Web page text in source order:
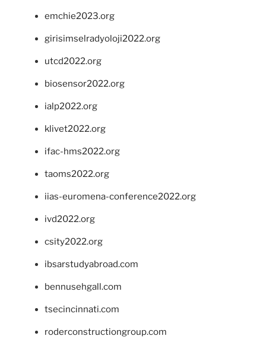
emchie2023.org
girisimselradyoloji2022.org
utcd2022.org
biosensor2022.org
ialp2022.org
klivet2022.org
ifac-hms2022.org
taoms2022.org
iias-euromena-conference2022.org
ivd2022.org
csity2022.org
ibsarstudyabroad.com
bennusehgall.com
tsecincinnati.com
roderconstructiongroup.com